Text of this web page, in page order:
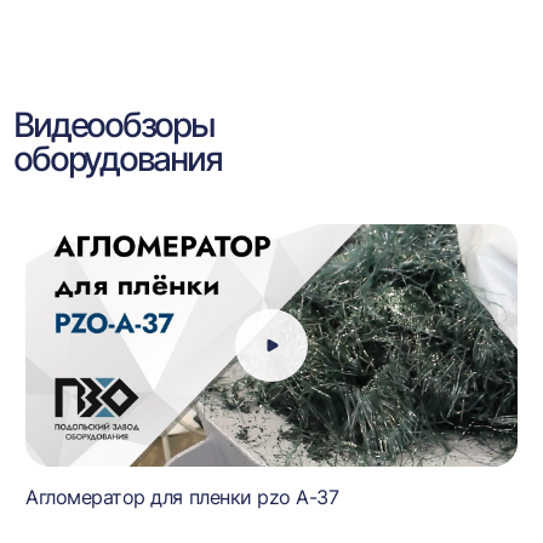
Видеообзоры
оборудования
Агломератор для пленки pzo A-37